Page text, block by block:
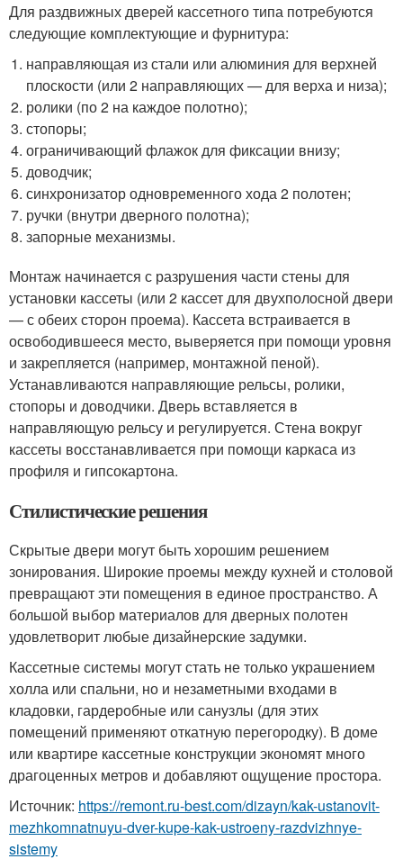
Для раздвижных дверей кассетного типа потребуются
следующие комплектующие и фурнитура:
направляющая из стали или алюминия для верхней
плоскости (или 2 направляющих — для верха и низа);
ролики (по 2 на каждое полотно);
стопоры;
ограничивающий флажок для фиксации внизу;
доводчик;
синхронизатор одновременного хода 2 полотен;
ручки (внутри дверного полотна);
запорные механизмы.
Монтаж начинается с разрушения части стены для
установки кассеты (или 2 кассет для двухполосной двери
— с обеих сторон проема). Кассета встраивается в
освободившееся место, выверяется при помощи уровня
и закрепляется (например, монтажной пеной).
Устанавливаются направляющие рельсы, ролики,
стопоры и доводчики. Дверь вставляется в
направляющую рельсу и регулируется. Стена вокруг
кассеты восстанавливается при помощи каркаса из
профиля и гипсокартона.
Стилистические решения
Скрытые двери могут быть хорошим решением
зонирования. Широкие проемы между кухней и столовой
превращают эти помещения в единое пространство. А
большой выбор материалов для дверных полотен
удовлетворит любые дизайнерские задумки.
Кассетные системы могут стать не только украшением
холла или спальни, но и незаметными входами в
кладовки, гардеробные или санузлы (для этих
помещений применяют откатную перегородку). В доме
или квартире кассетные конструкции экономят много
драгоценных метров и добавляют ощущение простора.
Источник: https://remont.ru-best.com/dizayn/kak-ustanovit-
mezhkomnatnuyu-dver-kupe-kak-ustroeny-razdvizhnye-
sistemy